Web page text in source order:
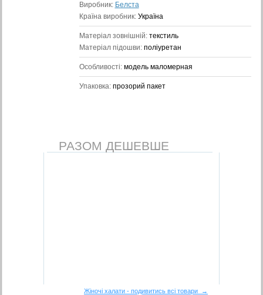
Виробник: Белста
Країна виробник: Україна
Матеріал зовнішній: текстиль
Матеріал підошви: поліуретан
Особливості: модель маломерная
Упаковка: прозорий пакет
РАЗОМ ДЕШЕВШЕ
Жіночі халати - подивитись всі товари →